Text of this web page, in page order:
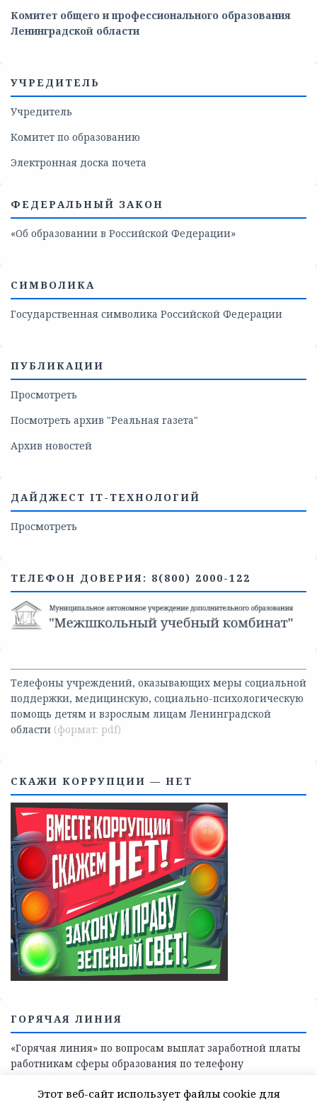
Комитет общего и профессионального образования
Ленинградской области
УЧРЕДИТЕЛЬ
Учредитель
Комитет по образованию
Электронная доска почета
ФЕДЕРАЛЬНЫЙ ЗАКОН
«Об образовании в Российской Федерации»
СИМВОЛИКА
Государственная символика Российской Федерации
ПУБЛИКАЦИИ
Просмотреть
Посмотреть архив "Реальная газета"
Архив новостей
ДАЙДЖЕСТ IT-ТЕХНОЛОГИЙ
Просмотреть
ТЕЛЕФОН ДОВЕРИЯ: 8(800) 2000-122
Телефоны учреждений, оказывающих меры социальной
поддержки, медицинскую, социально-психологическую
помощь детям и взрослым лицам Ленинградской
области
СКАЖИ КОРРУПЦИИ — НЕТ
Этот веб-сайт использует файлы cookie для